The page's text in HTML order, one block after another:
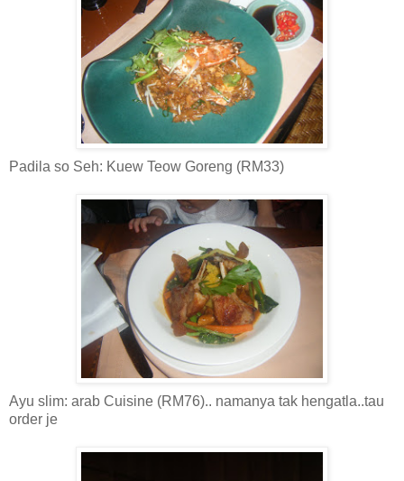
Padila so Seh: Kuew Teow Goreng (RM33)
Ayu slim: arab Cuisine (RM76).. namanya tak hengatla..tau
order je